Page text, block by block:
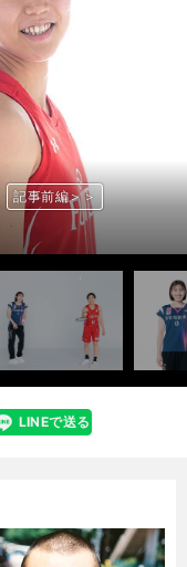
記事前編＞＞
記事前編＞＞
記事前編＞＞
記事前編＞＞
記事前編＞＞
記事前編＞＞
記事前編＞＞
記事前編＞＞
記事前編＞＞
記事前編＞＞
記事前編＞＞
記事前編＞＞
記事前編＞＞
記事前編＞＞
記事前編＞＞
記事前編＞＞
記事前編＞＞
記事前編＞＞
記事前編＞＞
記事前編＞＞
記事前編＞＞
記事前編＞＞
記事前編＞＞
記事前編＞＞
記事前編＞＞
記事前編＞＞
記事前編＞＞
記事前編＞＞
LINEで送る